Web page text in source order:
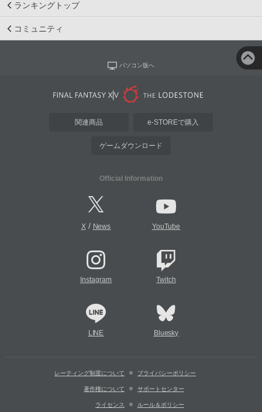
ランキングトップ
コミュニティ
パソコン版へ
関連商品 e-STOREで購入
ゲームダウンロード
Official Information
X/ News YouTube
Instagram Twitch
LINE Bluesky
レーティング制度について プライバシーポリシー
著作権について サポートセンター
ライセンス ルール＆ポリシー